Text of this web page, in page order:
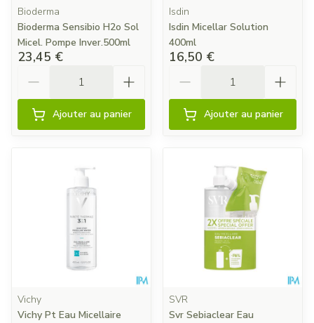
Bioderma
Bioderma Sensibio H2o Sol
Micel. Pompe Inver.500ml
23,45 €
Ajouter au panier
Isdin
Isdin Micellar Solution
400ml
16,50 €
Ajouter au panier
Vichy
Vichy Pt Eau Micellaire
SVR
Svr Sebiaclear Eau